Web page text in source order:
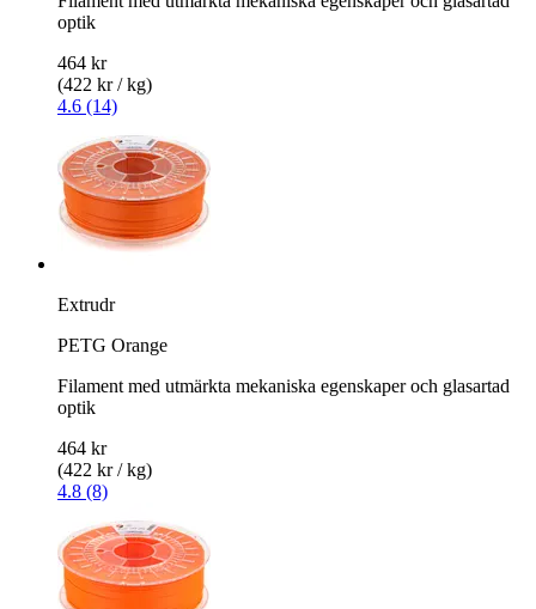
optik
464 kr
(422 kr / kg)
4.6 (14)
Extrudr
PETG Orange
Filament med utmärkta mekaniska egenskaper och glasartad
optik
464 kr
(422 kr / kg)
4.8 (8)